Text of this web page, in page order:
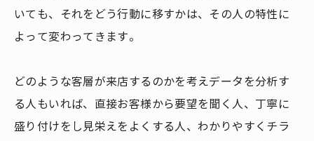
いても、それをどう行動に移すかは、その人の特性に
よって変わってきます。
どのような客層が来店するのかを考えデータを分析す
る人もいれば、直接お客様から要望を聞く人、丁寧に
盛り付けをし見栄えをよくする人、わかりやすくチラ